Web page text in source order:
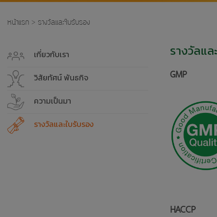
หน้าแรก > รางวัลและใบรับรอง
รางวัลแ
GMP
HACCP
เกี่ยวกับเรา
วิสัยทัศน์ พันธกิจ
ความเป็นมา
รางวัลและใบรับรอง